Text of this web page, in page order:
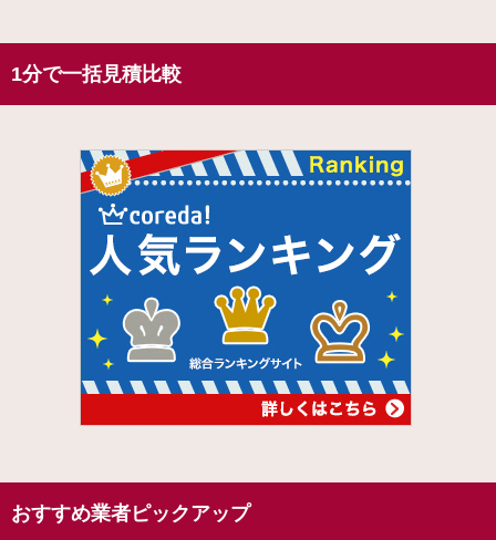
1分で一括見積比較
おすすめ業者ピックアップ